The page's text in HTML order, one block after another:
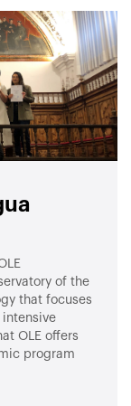
of the
that focuses
OLE offers
program